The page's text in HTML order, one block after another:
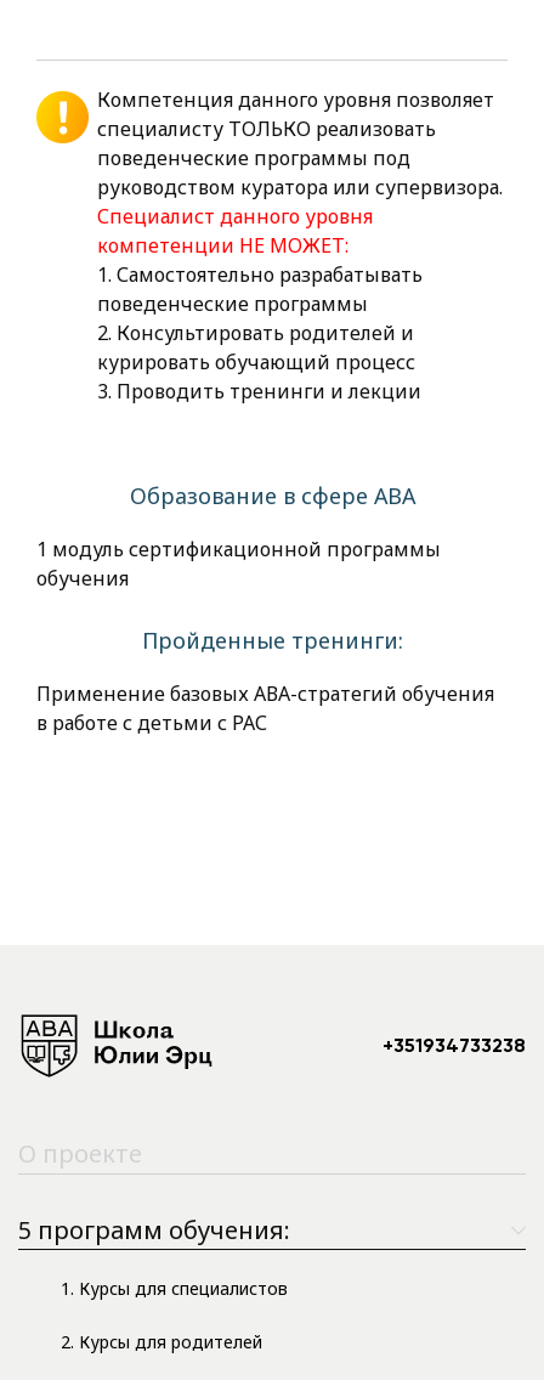
Компетенция данного уровня позволяет
специалисту ТОЛЬКО реализовать
поведенческие программы под
руководством куратора или супервизора.
Специалист данного уровня
компетенции НЕ МОЖЕТ:
1. Самостоятельно разрабатывать
поведенческие программы
2. Консультировать родителей и
курировать обучающий процесс
3. Проводить тренинги и лекции
Образование в сфере АВА
1 модуль сертификационной программы
обучения
Пройденные тренинги:
Применение базовых АВА-стратегий обучения
в работе с детьми с РАС
+351934733238
О проекте
5 программ обучения:
1. Курсы для специалистов
2. Курсы для родителей